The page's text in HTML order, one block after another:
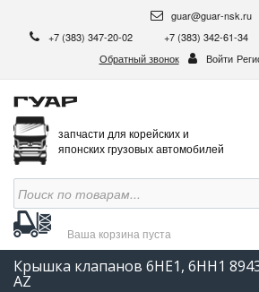
guar@guar-nsk.ru
+7 (383) 347-20-02
+7 (383) 342-61-34
Обратный звонок
Войти
запчасти для корейских и
японских грузовых автомобилей
Ваша корзина пуста
Крышка клапанов 6HE1, 6HH1
AZ